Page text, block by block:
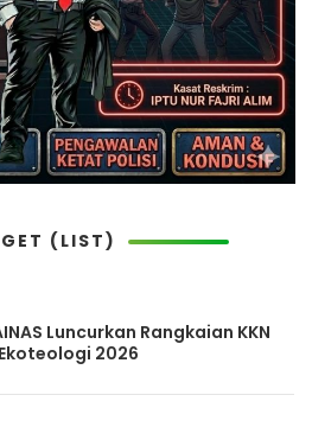
(LIST)
Luncurkan Rangkaian KKN
2026